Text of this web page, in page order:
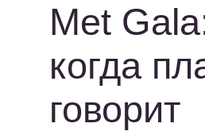
Met
когда
говорит